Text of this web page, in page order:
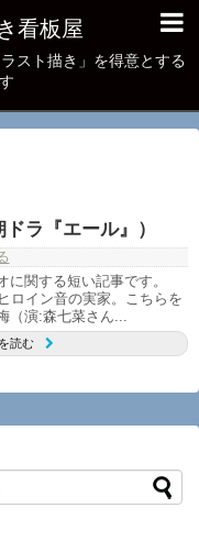
看板屋
スト描き」を得意とする
ラ『エール』）
関する短い記事です。
ロイン音の実家。こちらを
（演:森七菜さん...
読む